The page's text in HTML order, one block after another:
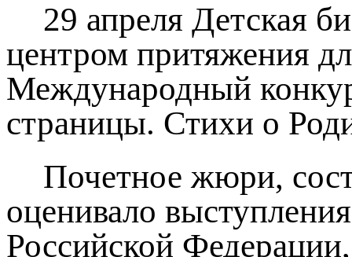
29 апреля Детская
центром притяжения
Международный
страницы. Стихи о
Почетное жюри,
оценивало
Российской